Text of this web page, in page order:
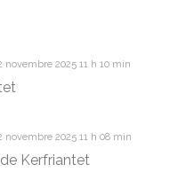
novembre 2025 11 h 10 min
novembre 2025 11 h 08 min
Kerfriantet